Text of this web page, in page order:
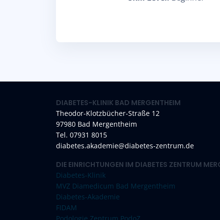
DIABETES-KLINIK BAD MERGENTHEIM
Theodor-Klotzbücher-Straße 12
97980 Bad Mergentheim
Tel. 07931 8015
diabetes.akademie@diabetes-zentrum.de
DIE EINRICHTUNGEN IM DIABETES ZENTRUM
Diabetes-Klinik
MVZ Diamedicum Bad Mergentheim
Diabetes-Akademie
FIDAM